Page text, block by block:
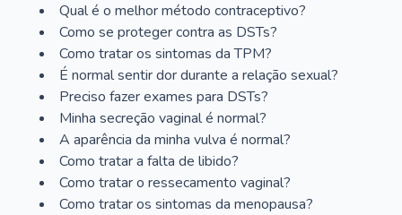
Qual é o melhor método contraceptivo?
Como se proteger contra as DSTs?
Como tratar os sintomas da TPM?
É normal sentir dor durante a relação sexual?
Preciso fazer exames para DSTs?
Minha secreção vaginal é normal?
A aparência da minha vulva é normal?
Como tratar a falta de libido?
Como tratar o ressecamento vaginal?
Como tratar os sintomas da menopausa?